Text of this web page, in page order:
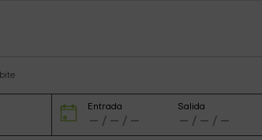
Entrada Salida